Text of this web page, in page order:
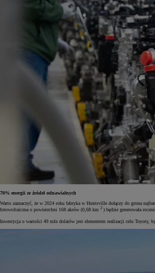
70% energii ze źródeł odnawialnych
Warto zaznaczyć, że w 2024 roku fabryka w Huntsville dołączy do grona
fotowoltaiczna o powierzchni 168 akrów (0,68 km 2 ) będzie generowała
Inwestycja o wartości 49 mln dolarów jest elementem realizacji celu Toyoty,